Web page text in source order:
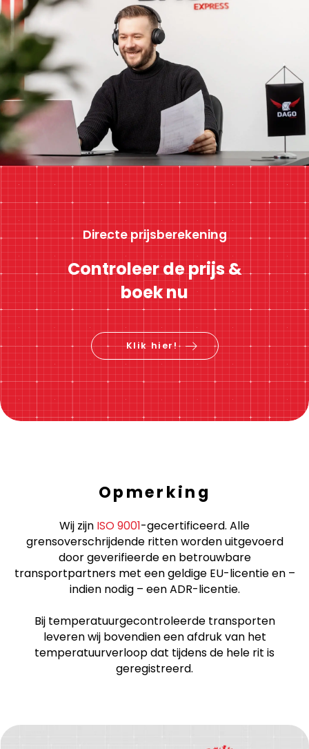
Directe prijsberekening
Controleer de prijs &
boek nu
Klik hier!
Opmerking
Wij zijn ISO 9001-gecertificeerd. Alle
grensoverschrijdende ritten worden uitgevoerd
door geverifieerde en betrouwbare
transportpartners met een geldige EU-licentie en –
indien nodig – een ADR-licentie.
Bij temperatuurgecontroleerde transporten
leveren wij bovendien een afdruk van het
temperatuurverloop dat tijdens de hele rit is
geregistreerd.